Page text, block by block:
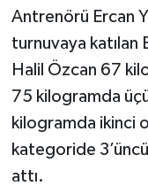
Antrenörü Ercan
turnuvaya katılan
Halil Özcan 67
75 kilogramda
kilogramda ikinci
kategoride
attı.